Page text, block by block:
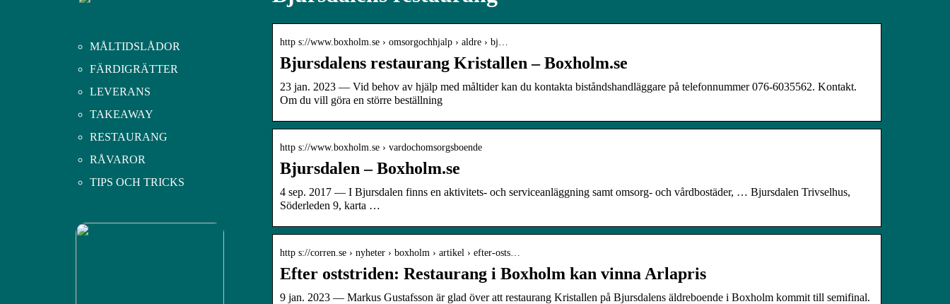
http s://www.boxholm.se › omsorgochhjalp › aldre › bj…
Bjursdalens restaurang Kristallen – Boxholm.se
23 jan. 2023 — Vid behov av hjälp med måltider kan du kontakta biståndshandläggare på telefonnummer 076-6035562. Kontakt.
Om du vill göra en större beställning
http s://www.boxholm.se › vardochomsorgsboende
Bjursdalen – Boxholm.se
4 sep. 2017 — I Bjursdalen finns en aktivitets- och serviceanläggning samt omsorg- och vårdbostäder, … Bjursdalen Trivselhus,
Söderleden 9, karta …
http s://corren.se › nyheter › boxholm › artikel › efter-osts…
Efter oststriden: Restaurang i Boxholm kan vinna Arlapris
9 jan. 2023 — Markus Gustafsson är glad över att restaurang Kristallen på Bjursdalens äldreboende i Boxholm kommit till semifinal.
MÅLTIDSLÅDOR
FÄRDIGRÄTTER
LEVERANS
TAKEAWAY
RESTAURANG
RÅVAROR
TIPS OCH TRICKS